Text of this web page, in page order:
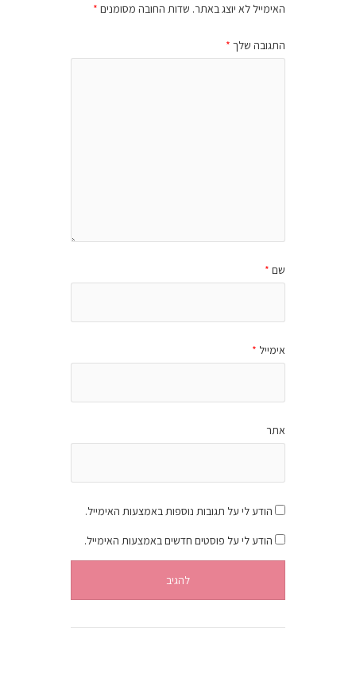
האימייל לא יוצג באתר. שדות החובה מסומנים *
התגובה שלך *
שם *
אימייל *
אתר
הודע לי על תגובות נוספות באמצעות האימייל.
הודע לי על פוסטים חדשים באמצעות האימייל.